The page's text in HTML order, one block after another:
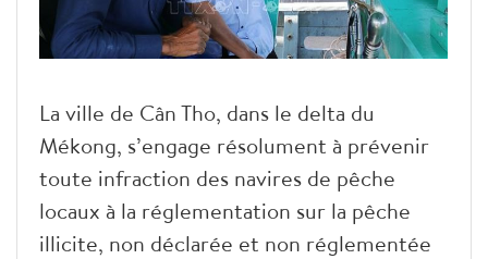
La ville de Cân Tho, dans le delta du
Mékong, s’engage résolument à prévenir
toute infraction des navires de pêche
locaux à la réglementation sur la pêche
illicite, non déclarée et non réglementée